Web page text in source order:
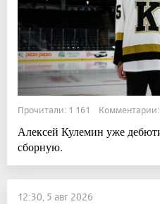
Прочитали: 1 161
Алексей Кулемин уже
сборную.
12:30, 5 авг 2026